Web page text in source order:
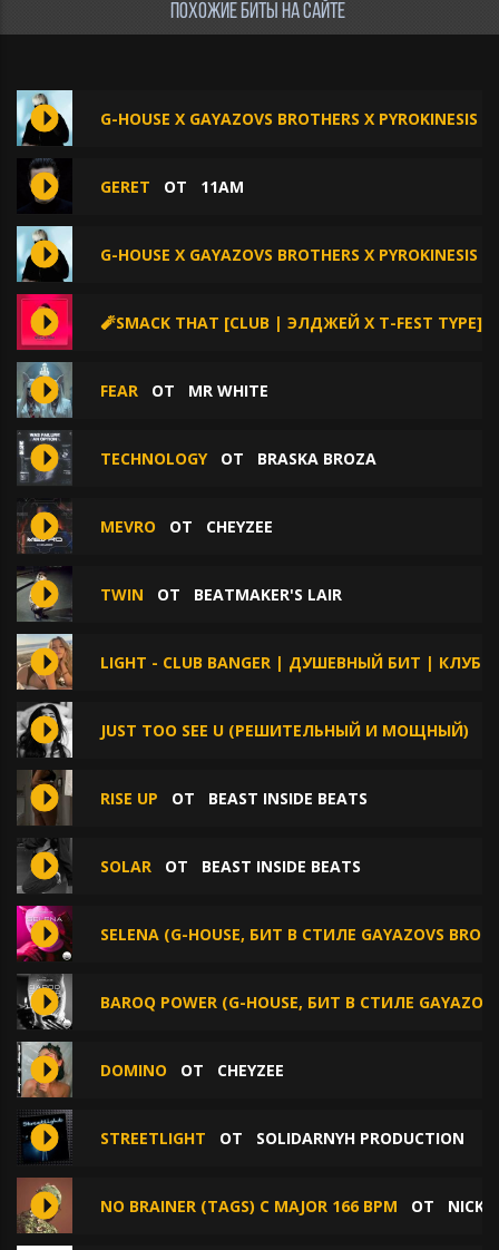
ПОХОЖИЕ БИТЫ НА САЙТЕ
G-HOUSE X GAYAZOVS BROTHERS X PYROKINESIS -
GERET ОТ 11AM
G-HOUSE X GAYAZOVS BROTHERS X PYROKINESIS -
🧨SMACK THAT [CLUB | ЭЛДЖЕЙ Х T-FEST TYPE]
FEAR ОТ MR WHITE
TECHNOLOGYОТ BRASKA BROZA
MEVRO ОТ CHEYZEE
TWIN ОТ BEATMAKER'S LAIR
LIGHT - CLUB BANGER | ДУШЕВНЫЙ БИТ |
JUST TOO SEE U (РЕШИТЕЛЬНЫЙ И МОЩНЫЙ)
RISE UP ОТ BEAST INSIDE BEATS
SOLAR ОТ BEAST INSIDE BEATS
SELENA (G-HOUSE, БИТ В СТИЛЕ GAYAZOVS
BAROQ POWER (G-HOUSE, БИТ В СТИЛЕ
DOMINO ОТ CHEYZEE
STREETLIGHT ОТ SOLIDARNYH PRODUCTION
NO BRAINER (TAGS) C MAJOR 166 BPM ОТ NICK